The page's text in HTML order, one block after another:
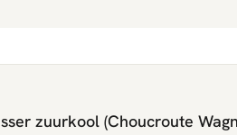
zuurkool (Choucroute